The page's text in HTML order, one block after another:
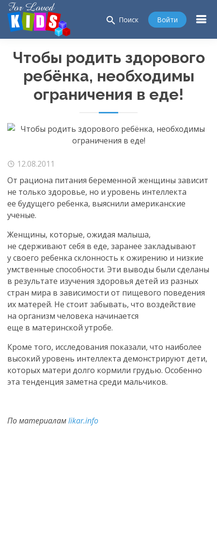
search Поиск Войти
Чтобы родить здорового
ребёнка, необходимы
ограничения в еде!
12.08.2011
От рациона питания беременной женщины зависит
не только здоровье, но и уровень интеллекта
ее будущего ребенка, выяснили американские
ученые.
Женщины, которые, ожидая малыша,
не сдерживают себя в еде, заранее закладывают
у своего ребенка склонность к ожирению и низкие
умственные способности. Эти выводы были сделаны
в результате изучения здоровья детей из разных
стран мира в зависимости от пищевого поведения
их матерей. Не стоит забывать, что воздействие
на организм человека начинается
еще в материнской утробе.
Кроме того, исследования показали, что наиболее
высокий уровень интеллекта демонстрируют дети,
которых матери долго кормили грудью. Особенно
эта тенденция заметна среди мальчиков.
По материаламlikar.info